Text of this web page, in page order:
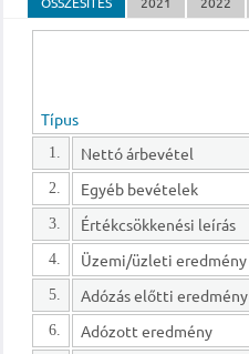
Típus
1. Nettó árbevétel
2. Egyéb bevételek
3. Értékcsökkenési leírás
4. Üzemi/üzleti eredmény
5. Adózás előtti eredmény
6. Adózott eredmény